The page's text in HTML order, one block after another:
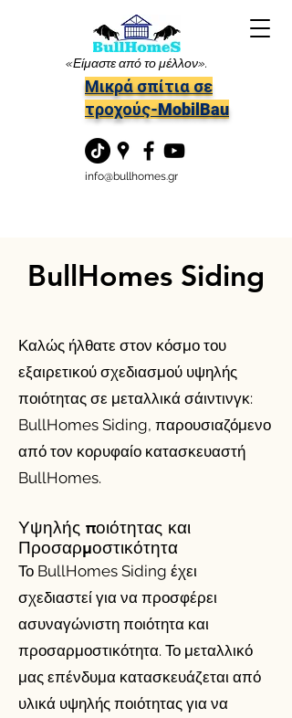
«Είμαστε από το μέλλον».
Μικρά σπίτια σε
τροχούς-MobilBau
info@bullhomes.gr
BullHomes Siding
Καλώς ήλθατε στον κόσμο του
εξαιρετικού σχεδιασμού υψηλής
ποιότητας σε μεταλλικά σάιντινγκ:
BullHomes Siding, παρουσιαζόμενο
από τον κορυφαίο κατασκευαστή
BullHomes.
Υψηλής ποιότητας και
Προσαρμοστικότητα
Το BullHomes Siding έχει
σχεδιαστεί για να προσφέρει
ασυναγώνιστη ποιότητα και
προσαρμοστικότητα. Το μεταλλικό
μας επένδυμα κατασκευάζεται από
υλικά υψηλής ποιότητας για να